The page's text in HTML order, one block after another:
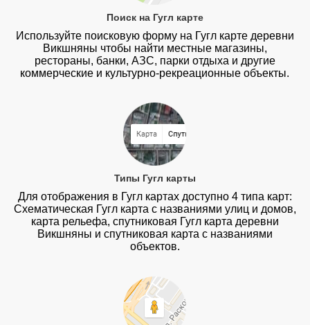
Поиск на Гугл карте
Используйте поисковую форму на Гугл карте деревни
Викшняны чтобы найти местные магазины,
рестораны, банки, АЗС, парки отдыха и другие
коммерческие и культурно-рекреационные объекты.
Типы Гугл карты
Для отображения в Гугл картах доступно 4 типа карт:
Схематическая Гугл карта с названиями улиц и домов,
карта рельефа, спутниковая Гугл карта деревни
Викшняны и спутниковая карта с названиями
объектов.